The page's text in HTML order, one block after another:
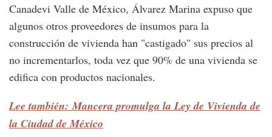
Canadevi Valle de México, Álvarez Marina expuso que
algunos otros proveedores de insumos para la
construcción de vivienda han "castigado" sus precios al
no incrementarlos, toda vez que 90% de una vivienda se
edifica con productos nacionales.
Lee también: Mancera promulga la Ley de Vivienda de
la Ciudad de México